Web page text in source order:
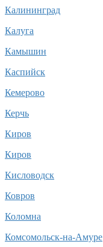
Калининград
Калуга
Камышин
Каспийск
Кемерово
Керчь
Киров
Киров
Кисловодск
Ковров
Коломна
Комсомольск-на-Амуре